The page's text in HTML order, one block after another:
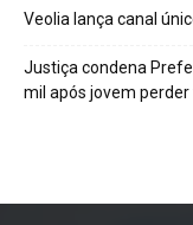
Veolia lança canal
Justiça condena
mil após jovem